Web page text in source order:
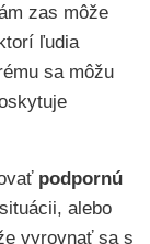
zas môže
ľudia
sa môžu
podpornú
alebo
vyrovnať sa s